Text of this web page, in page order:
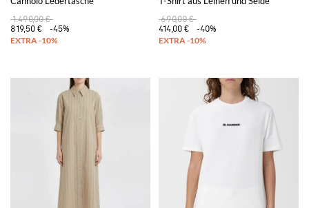
1.490,00 €
819,50 €
-45%
690,00 €
414,00 €
-40%